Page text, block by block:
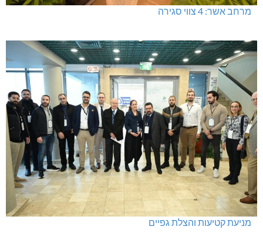
מרחב אשר: 4 צווי סגירה
מניעת קטיעות והצלת גפיים